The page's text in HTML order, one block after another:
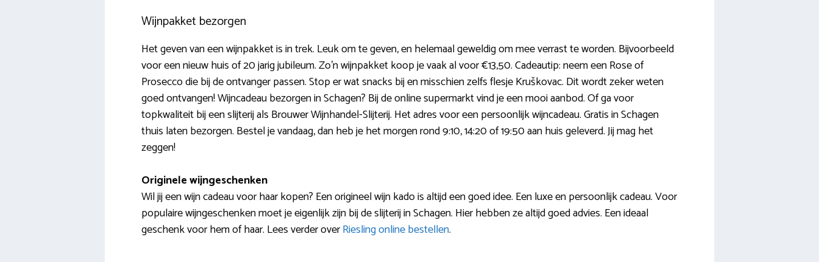
Wijnpakket bezorgen
Het geven van een wijnpakket is in trek. Leuk om te geven, en helemaal geweldig om mee verrast te worden. Bijvoorbeeld
voor een nieuw huis of 20 jarig jubileum. Zo’n wijnpakket koop je vaak al voor €13,50. Cadeautip: neem een Rose of
Prosecco die bij de ontvanger passen. Stop er wat snacks bij en misschien zelfs flesje Kruškovac. Dit wordt zeker weten
goed ontvangen! Wijncadeau bezorgen in Schagen? Bij de online supermarkt vind je een mooi aanbod. Of ga voor
topkwaliteit bij een slijterij als Brouwer Wijnhandel-Slijterij. Het adres voor een persoonlijk wijncadeau. Gratis in Schagen
thuis laten bezorgen. Bestel je vandaag, dan heb je het morgen rond 9:10, 14:20 of 19:50 aan huis geleverd. Jij mag het
zeggen!
Originele wijngeschenken
Wil jij een wijn cadeau voor haar kopen? Een origineel wijn kado is altijd een goed idee. Een luxe en persoonlijk cadeau. Voor
populaire wijngeschenken moet je eigenlijk zijn bij de slijterij in Schagen. Hier hebben ze altijd goed advies. Een ideaal
geschenk voor hem of haar. Lees verder overRiesling online bestellen.